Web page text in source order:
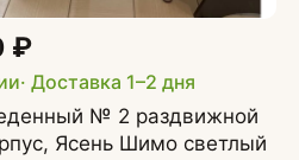
₽
· Доставка 1–2 дня
№ 2 раздвижной
Ясень Шимо светлый